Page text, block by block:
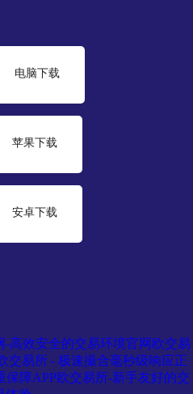
电脑下载
苹果下载
安卓下载
-高效安全的交易环境官网欧交易
交易所 - 极速撮合毫秒级响应正
保障APP欧交易所-新手友好的交